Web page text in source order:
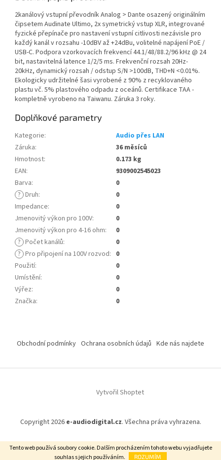
Tento web používá soubory cookie. Dalším procházením tohoto webu vyjadřujete
souhlas s jejich používáním.
ROZUMÍM
2kanálový vstupní převodník Analog > Dante osazený originálním
čipsetem Audinate Ultimo, 2x symetrický vstup XLR, integrované
fyzické přepínače pro nastavení vstupní citlivosti nezávisle pro
každý kanál v rozsahu -10dBV až +24dBu, volitelné napájení PoE /
USB-C. Podpora vzorkovacích frekvencí 44.1/48/88.2/96 kHz @ 24
bit, nastavitelná latence 1/2/5 ms. Frekvenční rozsah 20Hz-
20kHz, dynamický rozsah / odstup S/N >100dB, THD+N <0.01%.
Ekologicky udržitelné šasi vyrobené z 90% z recyklovaného
plastu vč. 5% plastového odpadu z oceánů. Certifikace TAA -
kompletně vyrobeno na Taiwanu. Záruka 3 roky.
Doplňkové parametry
Kategorie:
Audio přes LAN
Záruka:
36 měsíců
Hmotnost:
0.173 kg
EAN:
9309002545023
Barva:
0
? Druh:
0
Impedance:
0
Jmenovitý výkon pro 100V:
0
Jmenovitý výkon pro 4-16 ohm:
0
? Počet kanálů:
0
? Pro připojení na 100V rozvod: 0
Použití:
0
Umístění:
0
Výřez:
0
Značka: 0
Obchodní podmínky Ochrana osobních údajů Kde nás najdete
Vytvořil Shoptet
Copyright 2026 e-audiodigital.cz. Všechna práva vyhrazena.
Podle zákona o evidenci tržeb je prodávající povinen vystavit